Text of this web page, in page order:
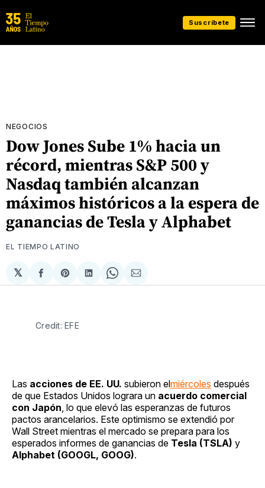
Suscríbete
NEGOCIOS
Dow Jones Sube 1% hacia un
récord, mientras S&P 500 y
Nasdaq también alcanzan
máximos históricos a la espera de
ganancias de Tesla y Alphabet
EL TIEMPO LATINO
𝕏
Compartir
en
Share
on
Compartir
en
Share
on
Compartir
via
Credit: EFE
Las acciones de EE. UU. subieron elmiércoles después
de que Estados Unidos lograra un acuerdo comercial
con Japón , lo que elevó las esperanzas de futuros
pactos arancelarios. Este optimismo se extendió por
Wall Street mientras el mercado se prepara para los
esperados informes de ganancias de Tesla (TSLA) y
Alphabet (GOOGL, GOOG).